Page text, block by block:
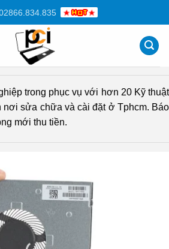
trong phục vụ với hơn 20 Kỹ thuật
nơi sửa chữa và cài đặt ở Tphcm. Báo
mới thu tiền.